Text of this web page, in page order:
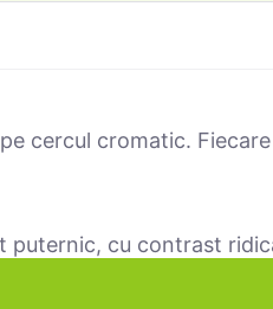
cercul cromatic.
puternic, cu contrast